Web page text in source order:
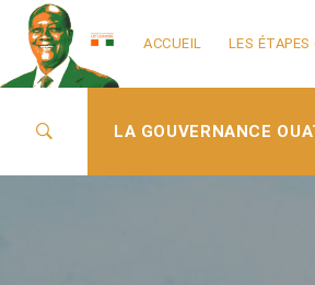
ACCUEIL LES
LA GOUVERNANCE